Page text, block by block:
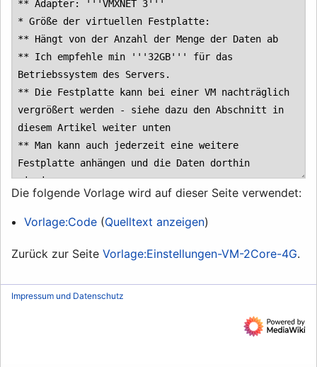
Die folgende Vorlage wird auf dieser Seite verwendet:
Vorlage:Code(Quelltext anzeigen)
Zurück zur Seite Vorlage:Einstellungen-VM-2Core-4G.
Impressum und Datenschutz